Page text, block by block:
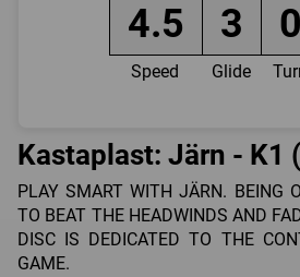
4.5 3 0
Speed Glide
Kastaplast: Järn - K1
PLAY SMART WITH JÄRN. BEING
TO BEAT THE HEADWINDS AND
DISC IS DEDICATED TO THE
GAME.